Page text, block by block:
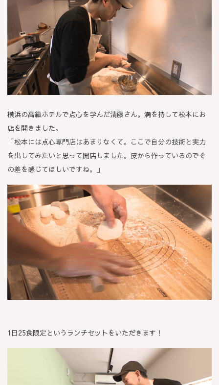
横浜の高級ホテルで点心を学んだ清藤さん。満を持して松本にお
店を開きました。
「松本には点心専門店はあまりなくて。ここで自分の技術と実力
を出してみたいと思って開店しました。皮から作っているのでそ
の差を感じてほしいですね。」
1日25食限定というランチセットをいただきます！